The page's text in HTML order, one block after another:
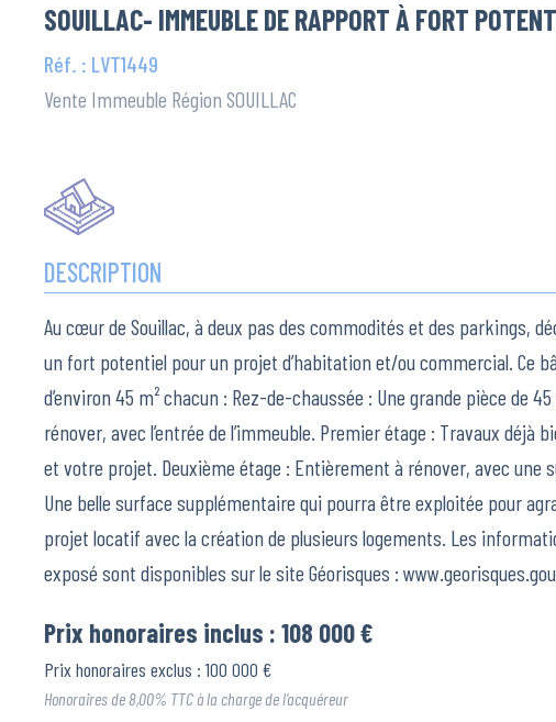
SOUILLAC- IMMEUBLE DE RAPPORT À FORT
Réf. : LVT1449
Vente Immeuble Région SOUILLAC
DESCRIPTION
Au cœur de Souillac, à deux pas des commodités et des parkings,
un fort potentiel pour un projet d’habitation et/ou commercial. Ce
d’environ 45 m² chacun : Rez-de-chaussée : Une grande pièce de
rénover, avec l’entrée de l’immeuble. Premier étage : Travaux
et votre projet. Deuxième étage : Entièrement à rénover, avec une
Une belle surface supplémentaire qui pourra être exploitée pour
projet locatif avec la création de plusieurs logements. Les
exposé sont disponibles sur le site Géorisques :
Prix honoraires inclus : 108 000 €
Prix honoraires exclus : 100 000 €
Honoraires de 8,00% TTC à la charge de l’acquéreur